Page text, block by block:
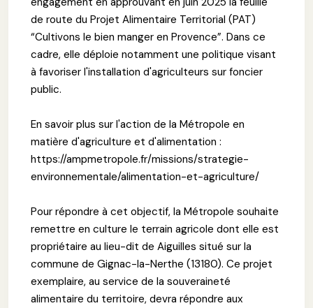
de route du Projet Alimentaire Territorial (PAT)
“Cultivons le bien manger en Provence”. Dans ce
cadre, elle déploie notamment une politique visant
à favoriser l'installation d'agriculteurs sur foncier
public.
En savoir plus sur l'action de la Métropole en
matière d'agriculture et d'alimentation :
https://ampmetropole.fr/missions/strategie-
environnementale/alimentation-et-agriculture/
Pour répondre à cet objectif, la Métropole souhaite
remettre en culture le terrain agricole dont elle est
propriétaire au lieu-dit de Aiguilles situé sur la
commune de Gignac-la-Nerthe (13180). Ce projet
exemplaire, au service de la souveraineté
alimentaire du territoire, devra répondre aux